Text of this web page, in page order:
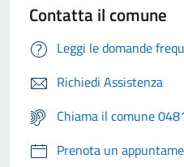
Contatta il comune
Leggi le domande
Richiedi Assistenza
Chiama il comune
Prenota un